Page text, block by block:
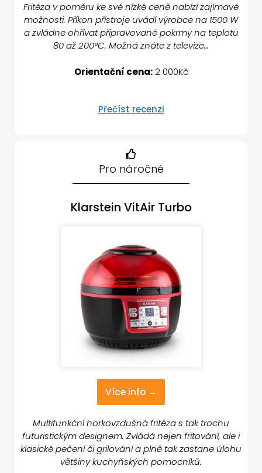
Fritéza v poměru ke své nízké ceně nabízí zajímavé
možnosti. Příkon přístroje uvádí výrobce na 1500 W
a zvládne ohřívat připravované pokrmy na teplotu
80 až 200°C. Možná znáte z televize…
Orientační cena:2 000Kč
Přečíst recenzi
Pro náročné
Klarstein VitAir Turbo
Více info →
Multifunkční horkovzdušná fritéza s tak trochu
futuristickým designem. Zvládá nejen fritování, ale i
klasické pečení či grilování a plně tak zastane úlohu
většiny kuchyňských pomocníků.